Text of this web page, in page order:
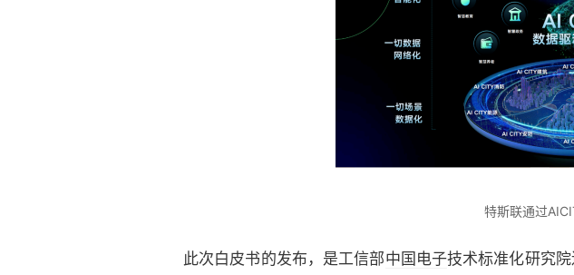
特斯联通过
此次白皮书的发布，是工信部中国电子技术标准化研究